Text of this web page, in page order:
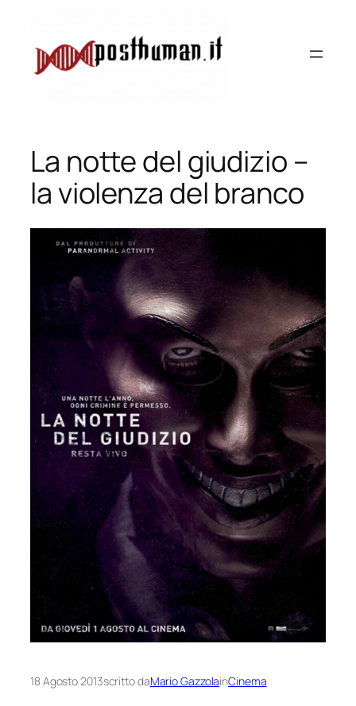
contenuto
La notte del giudizio –
la violenza del branco
18 Agosto 2013scritto daMario GazzolainCinema